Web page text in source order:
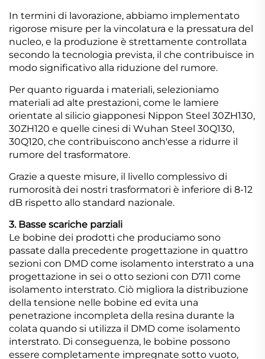
In termini di lavorazione, abbiamo implementato
rigorose misure per la vincolatura e la pressatura del
nucleo, e la produzione è strettamente controllata
secondo la tecnologia prevista, il che contribuisce in
modo significativo alla riduzione del rumore.
Per quanto riguarda i materiali, selezioniamo
materiali ad alte prestazioni, come le lamiere
orientate al silicio giapponesi Nippon Steel 30ZH130,
30ZH120 e quelle cinesi di Wuhan Steel 30Q130,
30Q120, che contribuiscono anch'esse a ridurre il
rumore del trasformatore.
Grazie a queste misure, il livello complessivo di
rumorosità dei nostri trasformatori è inferiore di 8-12
dB rispetto allo standard nazionale.
3. Basse scariche parziali
Le bobine dei prodotti che produciamo sono
passate dalla precedente progettazione in quattro
sezioni con DMD come isolamento interstrato a una
progettazione in sei o otto sezioni con D711 come
isolamento interstrato. Ciò migliora la distribuzione
della tensione nelle bobine ed evita una
penetrazione incompleta della resina durante la
colata quando si utilizza il DMD come isolamento
interstrato. Di conseguenza, le bobine possono
essere completamente impregnate sotto vuoto,